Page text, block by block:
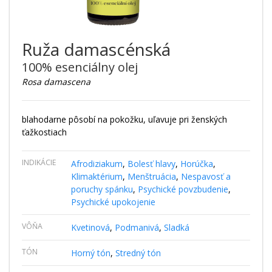
Ruža damascénská
100% esenciálny olej
Rosa damascena
blahodarne pôsobí na pokožku, uľavuje pri ženských
ťažkostiach
INDIKÁCIE Afrodiziakum, Bolesť hlavy, Horúčka,
Klimaktérium, Menštruácia, Nespavosť a
poruchy spánku, Psychické povzbudenie,
Psychické upokojenie
VÔŇA Kvetinová, Podmanivá, Sladká
TÓN Horný tón, Stredný tón